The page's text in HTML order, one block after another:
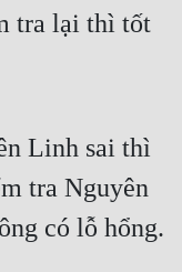
tra lại thì tốt
Linh sai thì
tra Nguyên
có lỗ hổng.